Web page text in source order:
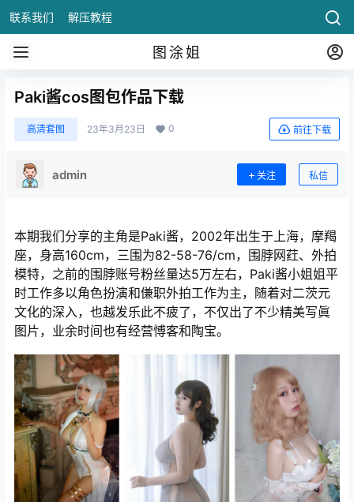
联系我们 解压教程
图涂姐
Paki酱cos图包作品下载
高清套图 23年3月23日 0 前往下载
admin 关注 私信
本期我们分享的主角是Paki酱，2002年出生于上海，摩羯
座，身高160cm，三围为82-58-76/cm，围脖网荭、外拍
模特，之前的围脖账号粉丝量达5万左右，Paki酱小姐姐平
时工作多以角色扮演和傔职外拍工作为主，随着对二茨元
文化的深入，也越发乐此不疲了，不仅出了不少精美写眞
图片，业余时间也有经营愽客和陶宝。